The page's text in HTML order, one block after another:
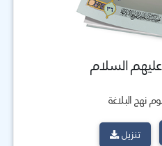
عليهم السلام
نهج البلاغة
تنزيل